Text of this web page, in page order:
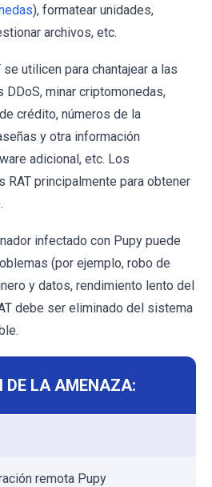
), formatear unidades,
archivos, etc.
utilicen para chantajear a las
DDoS, minar criptomonedas,
crédito, números de la
y otra información
adicional, etc. Los
principalmente para obtener
infectado con Pupy puede
(por ejemplo, robo de
y datos, rendimiento lento del
debe ser eliminado del sistema
DE LA AMENAZA:
remota Pupy